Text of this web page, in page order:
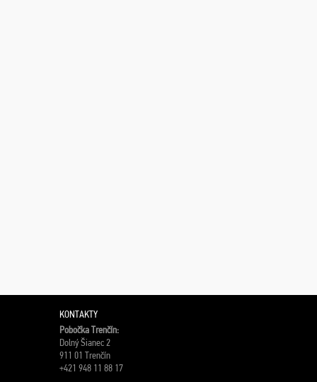
KONTAKTY
Pobočka Trenčín:
Dolný Šianec 2
911 01 Trenčín
+421 948 11 88 17